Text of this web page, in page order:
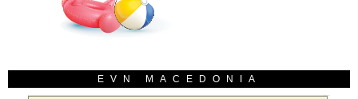
EVN MACEDONIA